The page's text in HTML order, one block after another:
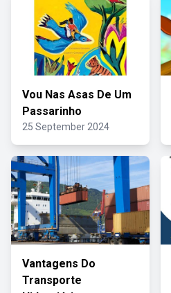
Vou Nas Asas De Um
Passarinho
25 September 2024
Vantagens Do
Transporte